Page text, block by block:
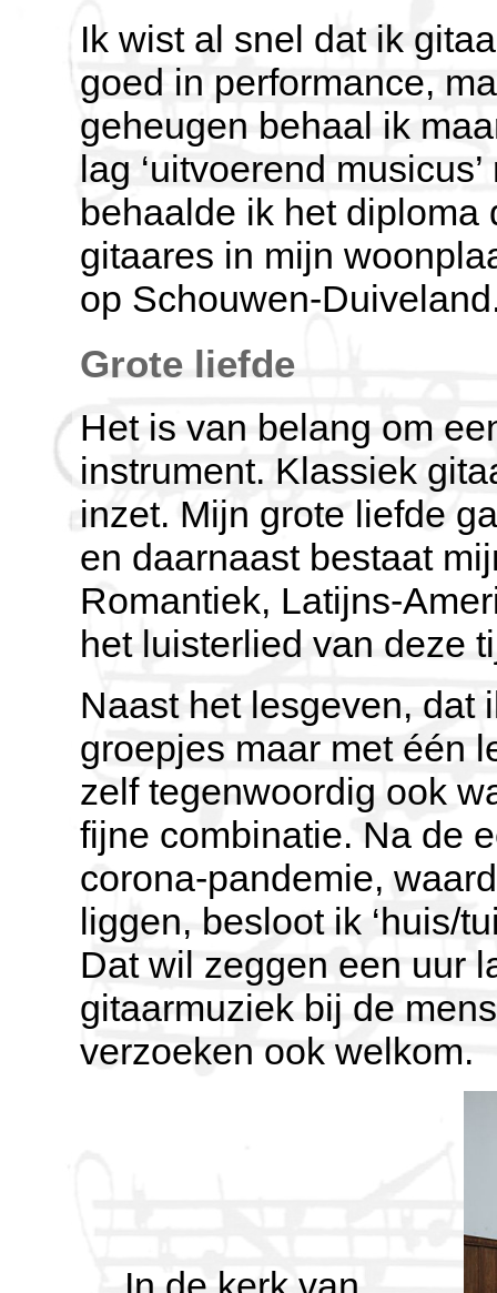
Ik wist al snel dat ik
goed in performance,
geheugen behaal ik
lag ‘uitvoerend
behaalde ik het diploma
gitaares in mijn
op Schouwen-
Grote liefde
Het is van belang om
instrument. Klassiek
inzet. Mijn grote liefde
en daarnaast bestaat
Romantiek, Latijns-
het luisterlied van deze
Naast het lesgeven, dat
groepjes maar met één
zelf tegenwoordig ook
fijne combinatie. Na de
corona-pandemie,
liggen, besloot ik ‘huis/
Dat wil zeggen een uur
gitaarmuziek bij de
verzoeken ook welkom.